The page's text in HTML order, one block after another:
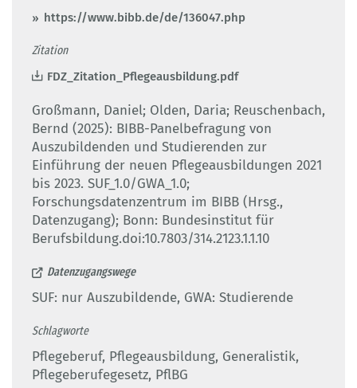
https://www.bibb.de/de/136047.php
Zitation
FDZ_Zitation_Pflegeausbildung.pdf
Großmann, Daniel; Olden, Daria; Reuschenbach,
Bernd (2025): BIBB-Panelbefragung von
Auszubildenden und Studierenden zur
Einführung der neuen Pflegeausbildungen 2021
bis 2023. SUF_1.0/GWA_1.0;
Forschungsdatenzentrum im BIBB (Hrsg.,
Datenzugang); Bonn: Bundesinstitut für
Berufsbildung.doi:10.7803/314.2123.1.1.10
Datenzugangswege
SUF: nur Auszubildende, GWA: Studierende
Schlagworte
Pflegeberuf, Pflegeausbildung, Generalistik,
Pflegeberufegesetz, PflBG